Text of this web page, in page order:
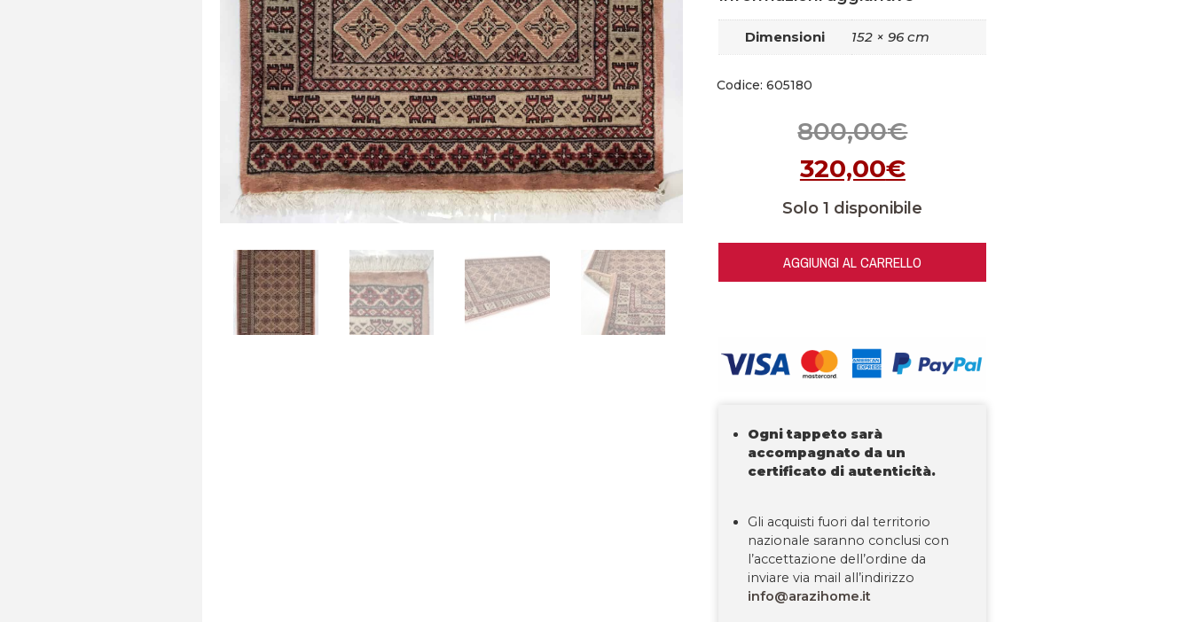
Dimensioni 152 × 96 cm
Codice: 605180
800,00€
320,00€
Solo 1 disponibile
AGGIUNGI AL CARRELLO
Ogni tappeto sarà
accompagnato da un
certificato di autenticità.
Gli acquisti fuori dal territorio
nazionale saranno conclusi con
l’accettazione dell’ordine da
inviare via mail all’indirizzo
info@arazihome.it